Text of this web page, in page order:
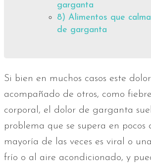
garganta
8) Alimentos que
de garganta
Si bien en muchos casos este
acompañado de otros, como
corporal, el dolor de garganta
problema que se supera en pocos
mayoría de las veces es viral o
frío o al aire acondicionado, y